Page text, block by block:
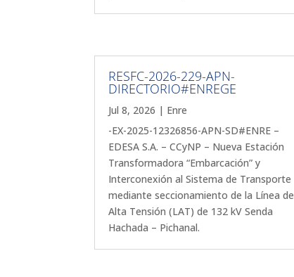
RESFC-2026-229-APN-
DIRECTORIO#ENREGE
Jul 8, 2026 | Enre
-EX-2025-12326856-APN-SD#ENRE –
EDESA S.A. – CCyNP – Nueva Estación
Transformadora “Embarcación” y
Interconexión al Sistema de Transporte
mediante seccionamiento de la Línea de
Alta Tensión (LAT) de 132 kV Senda
Hachada – Pichanal.